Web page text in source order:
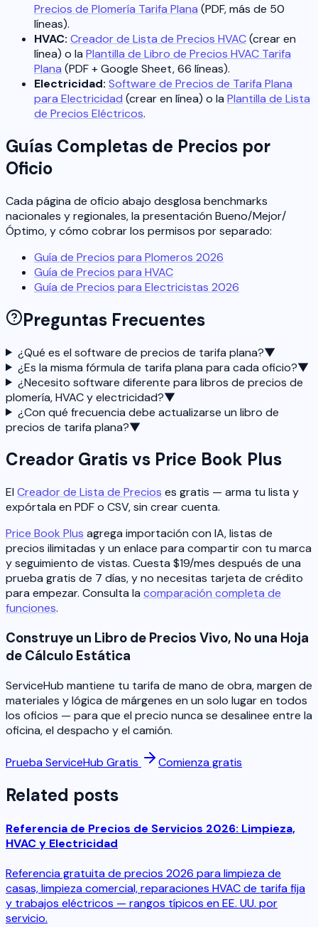
Precios de Plomería Tarifa Plana (PDF, más de 50
líneas).
HVAC: Creador de Lista de Precios HVAC(crear en
línea) o la Plantilla de Libro de Precios HVAC Tarifa
Plana (PDF + Google Sheet, 66 líneas).
Electricidad: Software de Precios de Tarifa Plana
para Electricidad (crear en línea) o la Plantilla de Lista
de Precios Eléctricos.
Guías Completas de Precios por
Oficio
Cada página de oficio abajo desglosa benchmarks
nacionales y regionales, la presentación Bueno/Mejor/
Óptimo, y cómo cobrar los permisos por separado:
Guía de Precios para Plomeros 2026
Guía de Precios para HVAC
Guía de Precios para Electricistas 2026
Preguntas Frecuentes
¿Qué es el software de precios de tarifa plana?▼
¿Es la misma fórmula de tarifa plana para cada oficio?▼
¿Necesito software diferente para libros de precios de
plomería, HVAC y electricidad?▼
¿Con qué frecuencia debe actualizarse un libro de
precios de tarifa plana?▼
Creador Gratis vs Price Book Plus
El Creador de Lista de Precios es gratis — arma tu lista y
expórtala en PDF o CSV, sin crear cuenta.
Price Book Plus agrega importación con IA, listas de
precios ilimitadas y un enlace para compartir con tu marca
y seguimiento de vistas. Cuesta $19/mes después de una
prueba gratis de 7 días, y no necesitas tarjeta de crédito
para empezar. Consulta la comparación completa de
funciones.
Construye un Libro de Precios Vivo, No una Hoja
de Cálculo Estática
ServiceHub mantiene tu tarifa de mano de obra, margen de
materiales y lógica de márgenes en un solo lugar en todos
los oficios — para que el precio nunca se desalinee entre la
oficina, el despacho y el camión.
Prueba ServiceHub Gratis Comienza gratis
Related posts
Referencia de Precios de Servicios 2026: Limpieza,
HVAC y Electricidad
Referencia gratuita de precios 2026 para limpieza de
casas, limpieza comercial, reparaciones HVAC de tarifa fija
y trabajos eléctricos — rangos típicos en EE. UU. por
servicio.